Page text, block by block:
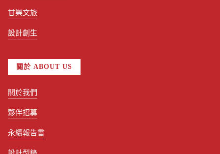
甘樂文旅
設計創生
關於 ABOUT US
關於我們
夥伴招募
永續報告書